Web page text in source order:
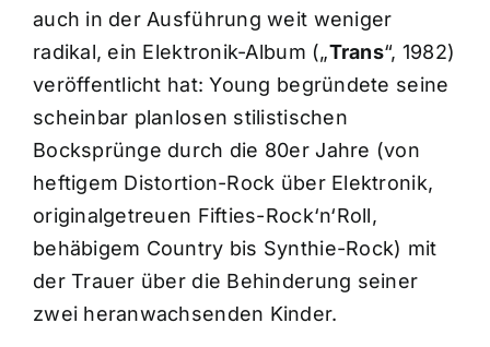
auch in der Ausführung weit weniger
radikal, ein Elektronik-Album („Trans“, 1982)
veröffentlicht hat: Young begründete seine
scheinbar planlosen stilistischen
Bocksprünge durch die 80er Jahre (von
heftigem Distortion-Rock über Elektronik,
originalgetreuen Fifties-Rock‘n‘Roll,
behäbigem Country bis Synthie-Rock) mit
der Trauer über die Behinderung seiner
zwei heranwachsenden Kinder.